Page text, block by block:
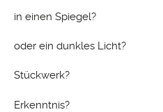
in einen Spiegel?
oder ein dunkles Licht?
Stückwerk?
Erkenntnis?